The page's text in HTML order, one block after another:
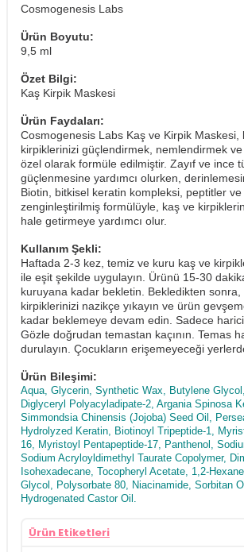
Cosmogenesis Labs
Ürün Boyutu:
9,5 ml
Özet Bilgi:
Kaş Kirpik Maskesi
Ürün Faydaları:
Cosmogenesis Labs Kaş ve Kirpik Maskesi,
kirpiklerinizi güçlendirmek, nemlendirmek
özel olarak formüle edilmiştir. Zayıf ve ince
güçlenmesine yardımcı olurken,
Biotin, bitkisel keratin kompleksi, peptitler
zenginleştirilmiş formülüyle, kaş ve
hale getirmeye yardımcı olur.
Kullanım Şekli:
Haftada 2-3 kez, temiz ve kuru kaş ve
ile eşit şekilde uygulayın. Ürünü 15-30
kuruyana kadar bekletin. Bekledikten sonra,
kirpiklerinizi nazikçe yıkayın ve ürün
kadar beklemeye devam edin. Sadece
Gözle doğrudan temastan kaçının. Temas
durulayın. Çocukların erişemeyeceği
Ürün Bileşimi:
Aqua, Glycerin, Synthetic Wax, Butylene
Diglyceryl Polyacyladipate-2, Argania Spinosa
Simmondsia Chinensis (Jojoba) Seed Oil,
Hydrolyzed Keratin, Biotinoyl Tripeptide-1,
16, Myristoyl Pentapeptide-17, Panthenol,
Sodium Acryloyldimethyl Taurate Copolymer,
Isohexadecane, Tocopheryl Acetate, 1,2-
Glycol, Polysorbate 80, Niacinamide, Sorbitan
Hydrogenated Castor Oil.
Ürün Etiketleri